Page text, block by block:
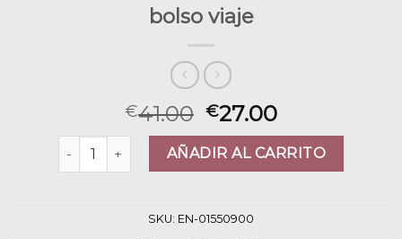
bolso viaje
€41.00 €27.00
bolso viaje cantidadAÑADIR AL CARRITO
SKU: EN-01550900